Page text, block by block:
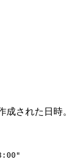
成された日時。